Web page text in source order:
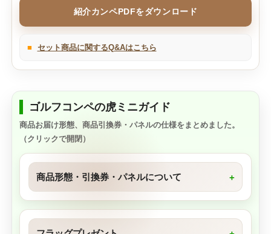
紹介カンペPDFをダウンロード
■ セット商品に関するQ&Aはこちら
ゴルフコンペの虎ミニガイド
商品お届け形態、商品引換券・パネルの仕様をまとめました。
（クリックで開閉）
商品形態・引換券・パネルについて